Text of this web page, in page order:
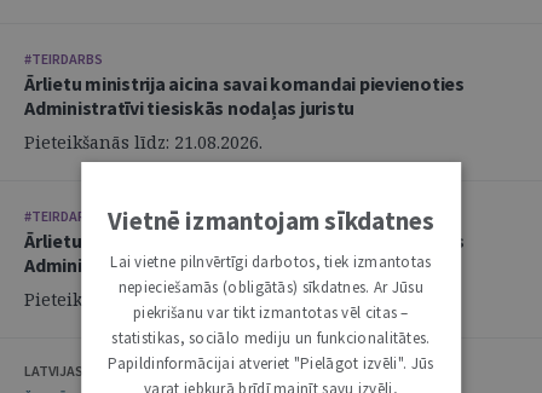
#TEIRDARBS
Ārlietu ministrija aicina savai komandai pievienoties
Administratīvi tiesiskās nodaļas juristu
Pieteikšanās līdz: 21.08.2026.
#TEIRDARBS
Ārlietu ministrija aicina savai komandai pievienoties
Administratīvi tiesiskās nodaļas juristu
Pieteikšanās līdz: 21.08.2026.
LATVIJAS ZVĒRINĀTU ADVOKĀTU PADOME
Vietnē izmantojam sīkdatnes
Lai vietne pilnvērtīgi darbotos, tiek izmantotas
nepieciešamās (obligātās) sīkdatnes. Ar Jūsu
piekrišanu var tikt izmantotas vēl citas –
statistikas, sociālo mediju un funkcionalitātes.
Papildinformācijai atveriet "Pielāgot izvēli". Jūs
varat jebkurā brīdī mainīt savu izvēli,